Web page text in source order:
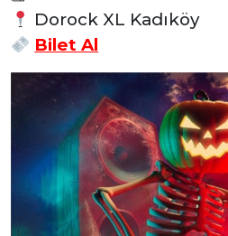
Dorock XL Kadıköy
Bilet Al